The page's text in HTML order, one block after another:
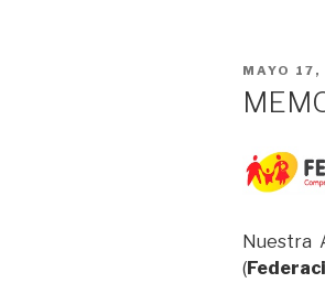
MAYO
Nuestra
(